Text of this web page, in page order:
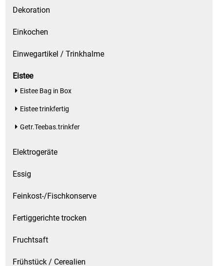
Dekoration
Einkochen
Einwegartikel / Trinkhalme
Eistee
Eistee Bag in Box
Eistee trinkfertig
Getr.Teebas.trinkfer
Elektrogeräte
Essig
Feinkost-/Fischkonserve
Fertiggerichte trocken
Fruchtsaft
Frühstück / Cerealien